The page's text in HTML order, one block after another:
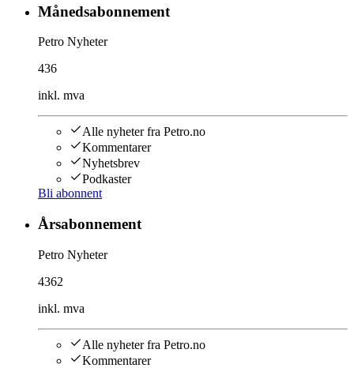
Månedsabonnement
Petro Nyheter
436
inkl. mva
Alle nyheter fra Petro.no
Kommentarer
Nyhetsbrev
Podkaster
Bli abonnent
Årsabonnement
Petro Nyheter
4362
inkl. mva
Alle nyheter fra Petro.no
Kommentarer